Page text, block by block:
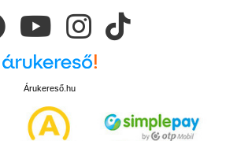
Árukereső.hu